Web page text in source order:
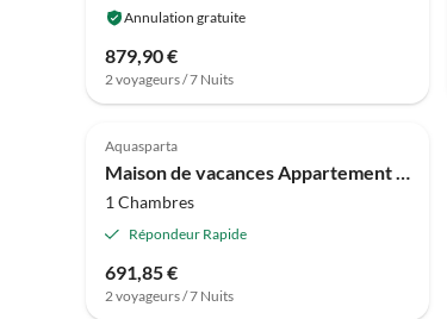
Annulation gratuite
879,90 €
2 voyageurs / 7 Nuits
4.0 (1)
Aquasparta
Maison de vacances Appartement à Firenzuola près du lac Arezzo
1 Chambres
Répondeur Rapide
691,85 €
2 voyageurs / 7 Nuits